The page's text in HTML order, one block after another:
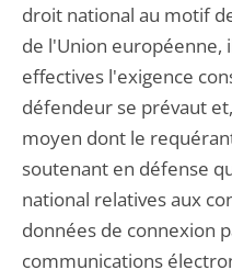
droit national au motif
de l'Union européenne,
effectives l'exigence
défendeur se prévaut
moyen dont le
soutenant en défense
national relatives aux
données de connexion
communications